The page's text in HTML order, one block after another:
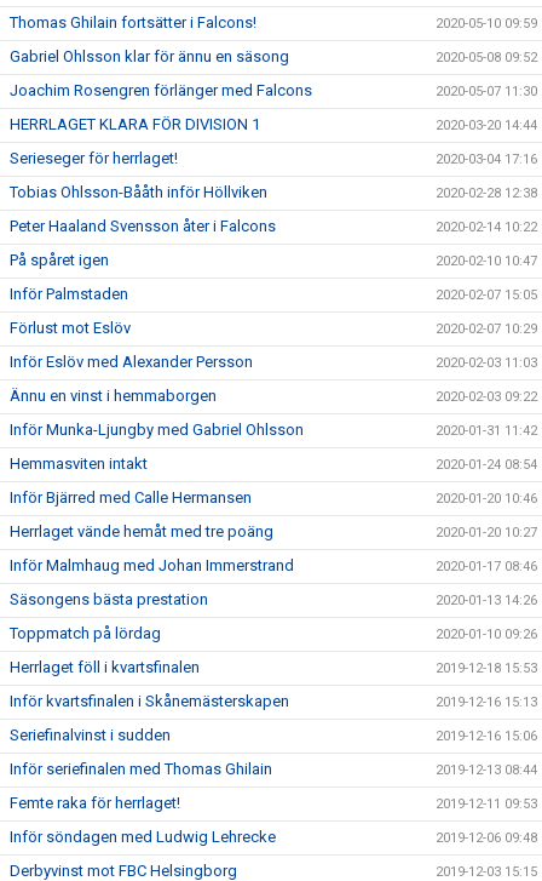
Thomas Ghilain fortsätter i Falcons! 2020-05-10 09:59
Gabriel Ohlsson klar för ännu en säsong 2020-05-08 09:52
Joachim Rosengren förlänger med Falcons 2020-05-07 11:30
HERRLAGET KLARA FÖR DIVISION 1 2020-03-20 14:44
Serieseger för herrlaget! 2020-03-04 17:16
Tobias Ohlsson-Bååth inför Höllviken 2020-02-28 12:38
Peter Haaland Svensson åter i Falcons 2020-02-14 10:22
På spåret igen 2020-02-10 10:47
Inför Palmstaden 2020-02-07 15:05
Förlust mot Eslöv 2020-02-07 10:29
Inför Eslöv med Alexander Persson 2020-02-03 11:03
Ännu en vinst i hemmaborgen 2020-02-03 09:22
Inför Munka-Ljungby med Gabriel Ohlsson 2020-01-31 11:42
Hemmasviten intakt 2020-01-24 08:54
Inför Bjärred med Calle Hermansen 2020-01-20 10:46
Herrlaget vände hemåt med tre poäng 2020-01-20 10:27
Inför Malmhaug med Johan Immerstrand 2020-01-17 08:46
Säsongens bästa prestation 2020-01-13 14:26
Toppmatch på lördag 2020-01-10 09:26
Herrlaget föll i kvartsfinalen 2019-12-18 15:53
Inför kvartsfinalen i Skånemästerskapen 2019-12-16 15:13
Seriefinalvinst i sudden 2019-12-16 15:06
Inför seriefinalen med Thomas Ghilain 2019-12-13 08:44
Femte raka för herrlaget! 2019-12-11 09:53
Inför söndagen med Ludwig Lehrecke 2019-12-06 09:48
Derbyvinst mot FBC Helsingborg 2019-12-03 15:15